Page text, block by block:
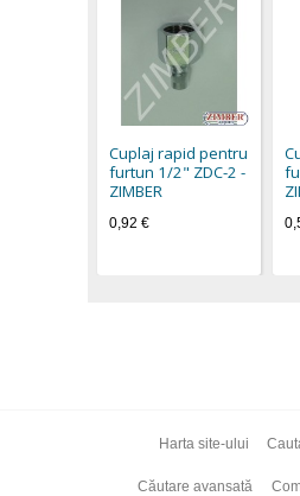
Cuplaj rapid pentru
furtun 1/2" ZDC-2 -
ZIMBER
0,92 €
Harta site-ului
Căutare avansată